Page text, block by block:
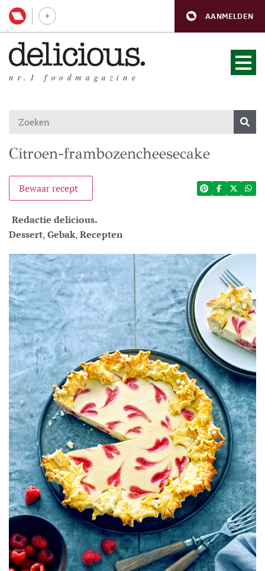
AANMELDEN
nr.1 foodmagazine
Citroen-frambozencheesecake
Bewaar recept
Redactie delicious.
Dessert,Gebak,Recepten